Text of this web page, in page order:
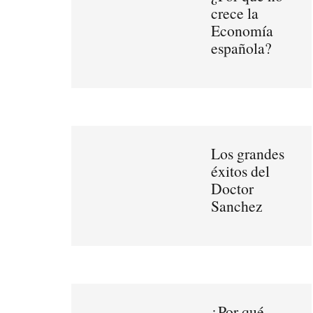
crece la
Economía
española?
Los grandes
éxitos del
Doctor
Sanchez